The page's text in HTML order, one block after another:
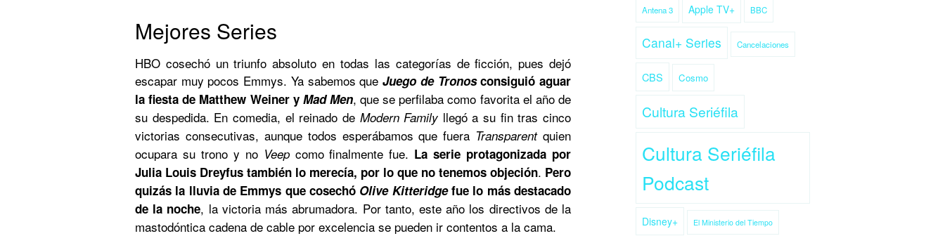
Mejores Series
HBO cosechó un triunfo absoluto en todas las categorías de ficción, pues dejó
escapar muy pocos Emmys. Ya sabemos queJuego de Tronosconsiguió aguar
la fiesta de Matthew Weiner yMad Men, que se perfilaba como favorita el año de
su despedida. En comedia, el reinado de Modern Family llegó a su fin tras cinco
victorias consecutivas, aunque todos esperábamos que fuera Transparentquien
ocupara su trono y no Veepcomo finalmente fue. La serie protagonizada por
Julia Louis Dreyfus también lo merecía, por lo que no tenemos objeción. Pero
quizás la lluvia de Emmys que cosechó Olive Kitteridgefue lo más destacado
de la noche, la victoria más abrumadora. Por tanto, este año los directivos de la
mastodóntica cadena de cable por excelencia se pueden ir contentos a la cama.
Antena 3 Apple TV+ BBC
Canal+ Series Cancelaciones
CBS Cosmo
Cultura Seriéfila
Cultura Seriéfila
Podcast
Disney+ El Ministerio del Tiempo